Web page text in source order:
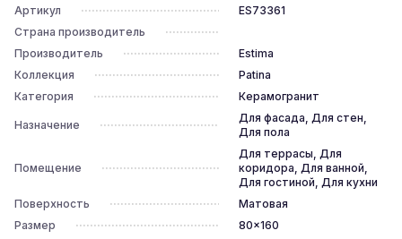
Артикул
ES73361
Страна производитель
Производитель
Estima
Коллекция
Patina
Категория
Керамогранит
Назначение
Для фасада, Для стен,
Для пола
Помещение
Для террасы, Для
коридора, Для ванной,
Для гостиной, Для кухни
Поверхность
Матовая
Размер
80x160